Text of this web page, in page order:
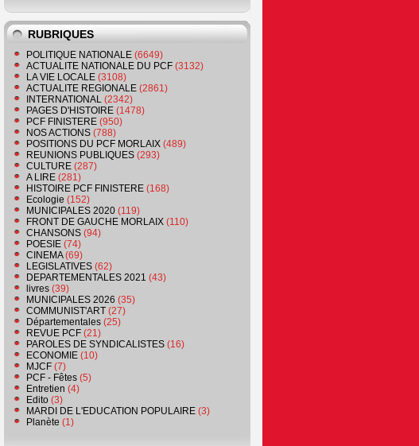
RUBRIQUES
POLITIQUE NATIONALE (6649)
ACTUALITE NATIONALE DU PCF (3132)
LA VIE LOCALE (3108)
ACTUALITE REGIONALE (2861)
INTERNATIONAL (2342)
PAGES D'HISTOIRE (1478)
PCF FINISTERE (950)
NOS ACTIONS (788)
POSITIONS DU PCF MORLAIX (489)
REUNIONS PUBLIQUES (293)
CULTURE (287)
A LIRE (281)
HISTOIRE PCF FINISTERE (168)
Ecologie (152)
MUNICIPALES 2020 (119)
FRONT DE GAUCHE MORLAIX (110)
CHANSONS (94)
POESIE (74)
CINEMA(69)
LEGISLATIVES (62)
DEPARTEMENTALES 2021 (43)
livres (39)
MUNICIPALES 2026 (35)
COMMUNIST'ART (27)
Départementales (25)
REVUE PCF (21)
PAROLES DE SYNDICALISTES (16)
ECONOMIE (10)
MJCF (7)
PCF - Fêtes (5)
Entretien (4)
Edito (3)
MARDI DE L'EDUCATION POPULAIRE (3)
Planète (1)